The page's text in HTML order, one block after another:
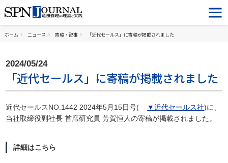
ホーム ニュース 寄稿・記事 「近代セールス」に寄稿が掲載されました
2024/05/24
「近代セールス」に寄稿が掲載されました
近代セールスNO.1442 2024年5月15日号( ▼近代セールス社)に、
当社取締役副社長 首席研究員 芳賀恒人の寄稿が掲載されました。
詳細はこちら